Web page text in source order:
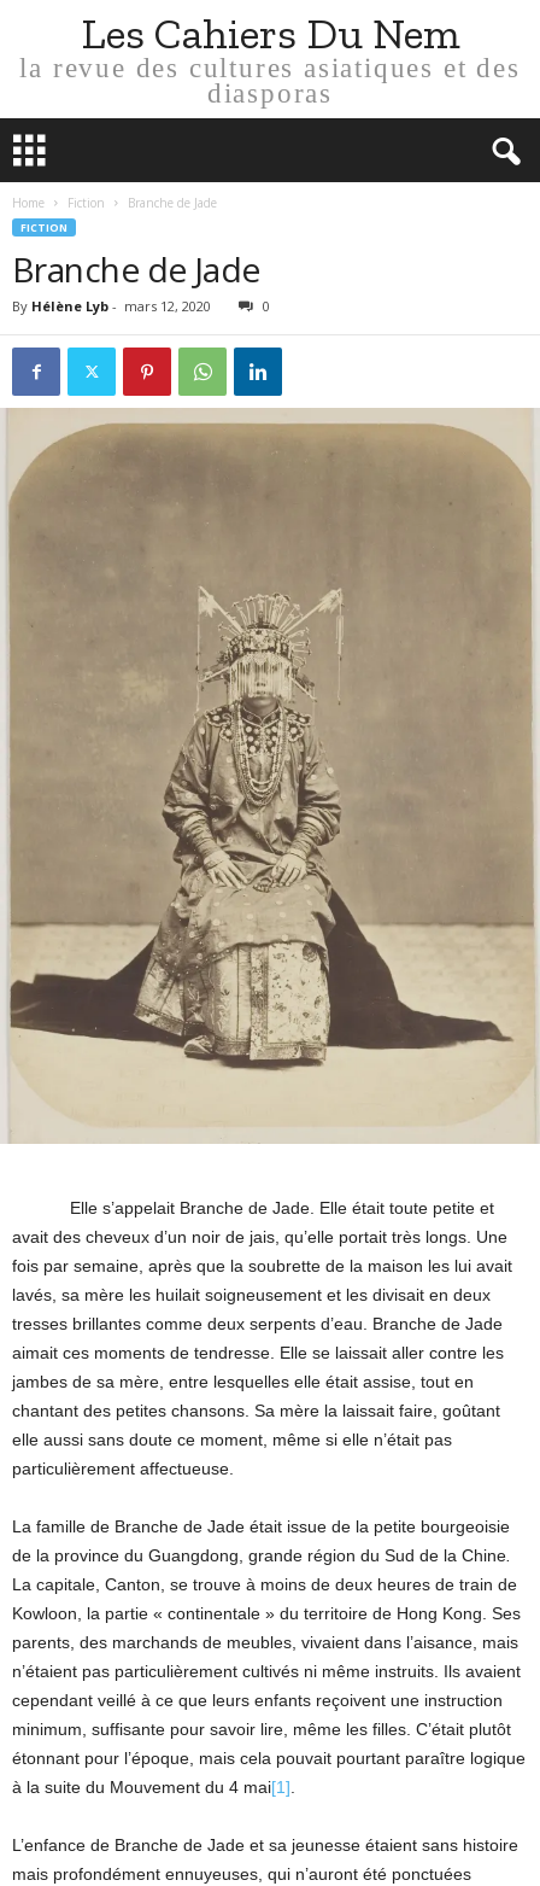
Les Cahiers Du Nem
la revue des cultures asiatiques et des
diasporas
Home Fiction Branche de Jade
FICTION
Branche de Jade
By Hélène Lyb - mars 12, 2020 0
Elle s’appelait Branche de Jade. Elle était toute petite et
avait des cheveux d’un noir de jais, qu’elle portait très longs. Une
fois par semaine, après que la soubrette de la maison les lui avait
lavés, sa mère les huilait soigneusement et les divisait en deux
tresses brillantes comme deux serpents d’eau. Branche de Jade
aimait ces moments de tendresse. Elle se laissait aller contre les
jambes de sa mère, entre lesquelles elle était assise, tout en
chantant des petites chansons. Sa mère la laissait faire, goûtant
elle aussi sans doute ce moment, même si elle n’était pas
particulièrement affectueuse.
La famille de Branche de Jade était issue de la petite bourgeoisie
de la province du Guangdong, grande région du Sud de la Chine
La capitale, Canton, se trouve à moins de deux heures de train de
Kowloon, la partie « continentale » du territoire de Hong Kong. Ses
parents, des marchands de meubles, vivaient dans l’aisance, mais
n’étaient pas particulièrement cultivés ni même instruits. Ils avaient
cependant veillé à ce que leurs enfants reçoivent une instruction
minimum, suffisante pour savoir lire, même les filles. C’était plutôt
étonnant pour l’époque, mais cela pouvait pourtant paraître logique
à la suite du Mouvement du 4 mai[1]
L’enfance de Branche de Jade et sa jeunesse étaient sans histoire
mais profondément ennuyeuses, qui n’auront été ponctuées